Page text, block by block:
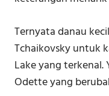
Ternyata danau
Tchaikovsky untuk
Lake yang
Odette yang